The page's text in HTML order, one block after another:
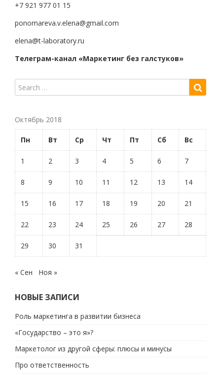
+7 921 977 01 15
ponomareva.v.elena@gmail.com
elena@t-laboratory.ru
Телеграм-канал «Маркетинг без галстуков»
Октябрь 2018
Пн Вт Ср Чт Пт Сб Вс
1 2 3 4 5 6 7
8 9 10 11 12 13 14
15 16 17 18 19 20 21
22 23 24 25 26 27 28
29 30 31
« Сен Ноя »
НОВЫЕ ЗАПИСИ
Роль маркетинга в развитии бизнеса
«Государство – это я»?
Маркетолог из другой сферы: плюсы и минусы
Про ответственность